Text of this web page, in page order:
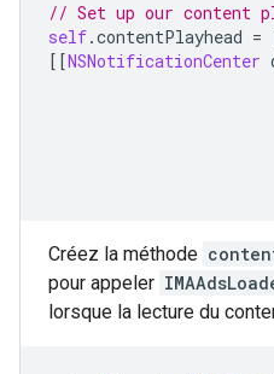
// Set up our content
self.contentPlayhead =
[[NSNotificationCenter
Créez la méthode
pour appeler
lorsque la lecture du